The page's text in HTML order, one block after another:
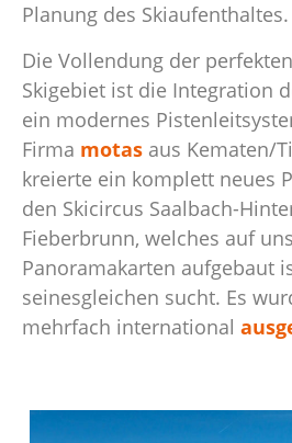
Planung des Skiaufenthaltes.
Die Vollendung der
Skigebiet ist die Integration
ein modernes
Firma motas aus Kematen/
kreierte ein komplett neues
den Skicircus Saalbach-
Fieberbrunn, welches auf
Panoramakarten aufgebaut
seinesgleichen sucht. Es
mehrfach international